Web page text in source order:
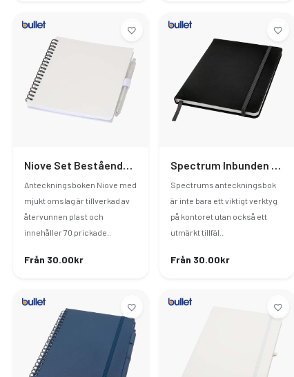
Anteckningsboken Niove med
mjukt omslag är tillverkad av
återvunnen plast och
innehåller 70 prickade..
Från 30.00kr
Spectrums anteckningsbok
är inte bara ett viktigt verktyg
på kontoret utan också ett
utmärkt tillfäl..
Från 30.00kr